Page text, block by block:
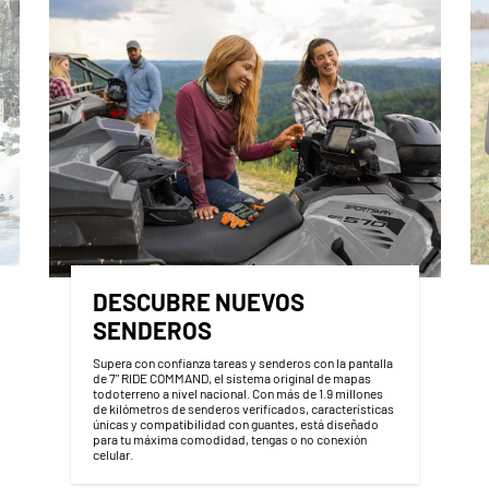
DESCUBRE NUEVOS
SENDEROS
Supera con confianza tareas y senderos con la pantalla
de 7" RIDE COMMAND, el sistema original de mapas
todoterreno a nivel nacional. Con más de 1.9 millones
de kilómetros de senderos verificados, características
únicas y compatibilidad con guantes, está diseñado
para tu máxima comodidad, tengas o no conexión
celular.